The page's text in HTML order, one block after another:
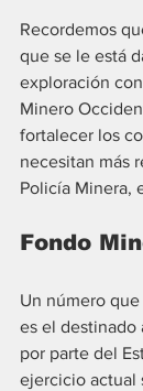
Recordemos
que se le está
exploración
Minero
fortalecer los
necesitan más
Policía Minera,
Fondo
Un número
es el destinado
por parte del
ejercicio actual